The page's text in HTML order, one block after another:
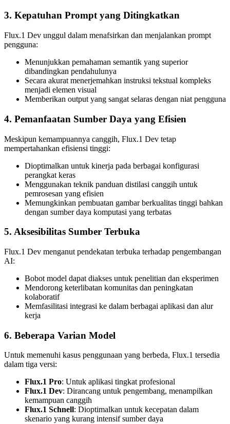
3. Kepatuhan Prompt yang Ditingkatkan
Flux.1 Dev unggul dalam menafsirkan dan menjalankan prompt
pengguna:
Menunjukkan pemahaman semantik yang superior
dibandingkan pendahulunya
Secara akurat menerjemahkan instruksi tekstual kompleks
menjadi elemen visual
Memberikan output yang sangat selaras dengan niat pengguna
4. Pemanfaatan Sumber Daya yang Efisien
Meskipun kemampuannya canggih, Flux.1 Dev tetap
mempertahankan efisiensi tinggi:
Dioptimalkan untuk kinerja pada berbagai konfigurasi
perangkat keras
Menggunakan teknik panduan distilasi canggih untuk
pemrosesan yang efisien
Memungkinkan pembuatan gambar berkualitas tinggi bahkan
dengan sumber daya komputasi yang terbatas
5. Aksesibilitas Sumber Terbuka
Flux.1 Dev menganut pendekatan terbuka terhadap pengembangan
AI:
Bobot model dapat diakses untuk penelitian dan eksperimen
Mendorong keterlibatan komunitas dan peningkatan
kolaboratif
Memfasilitasi integrasi ke dalam berbagai aplikasi dan alur
kerja
6. Beberapa Varian Model
Untuk memenuhi kasus penggunaan yang berbeda, Flux.1 tersedia
dalam tiga versi:
Flux.1 Pro: Untuk aplikasi tingkat profesional
Flux.1 Dev: Dirancang untuk pengembang, menampilkan
kemampuan canggih
Flux.1 Schnell: Dioptimalkan untuk kecepatan dalam
skenario yang kurang intensif sumber daya